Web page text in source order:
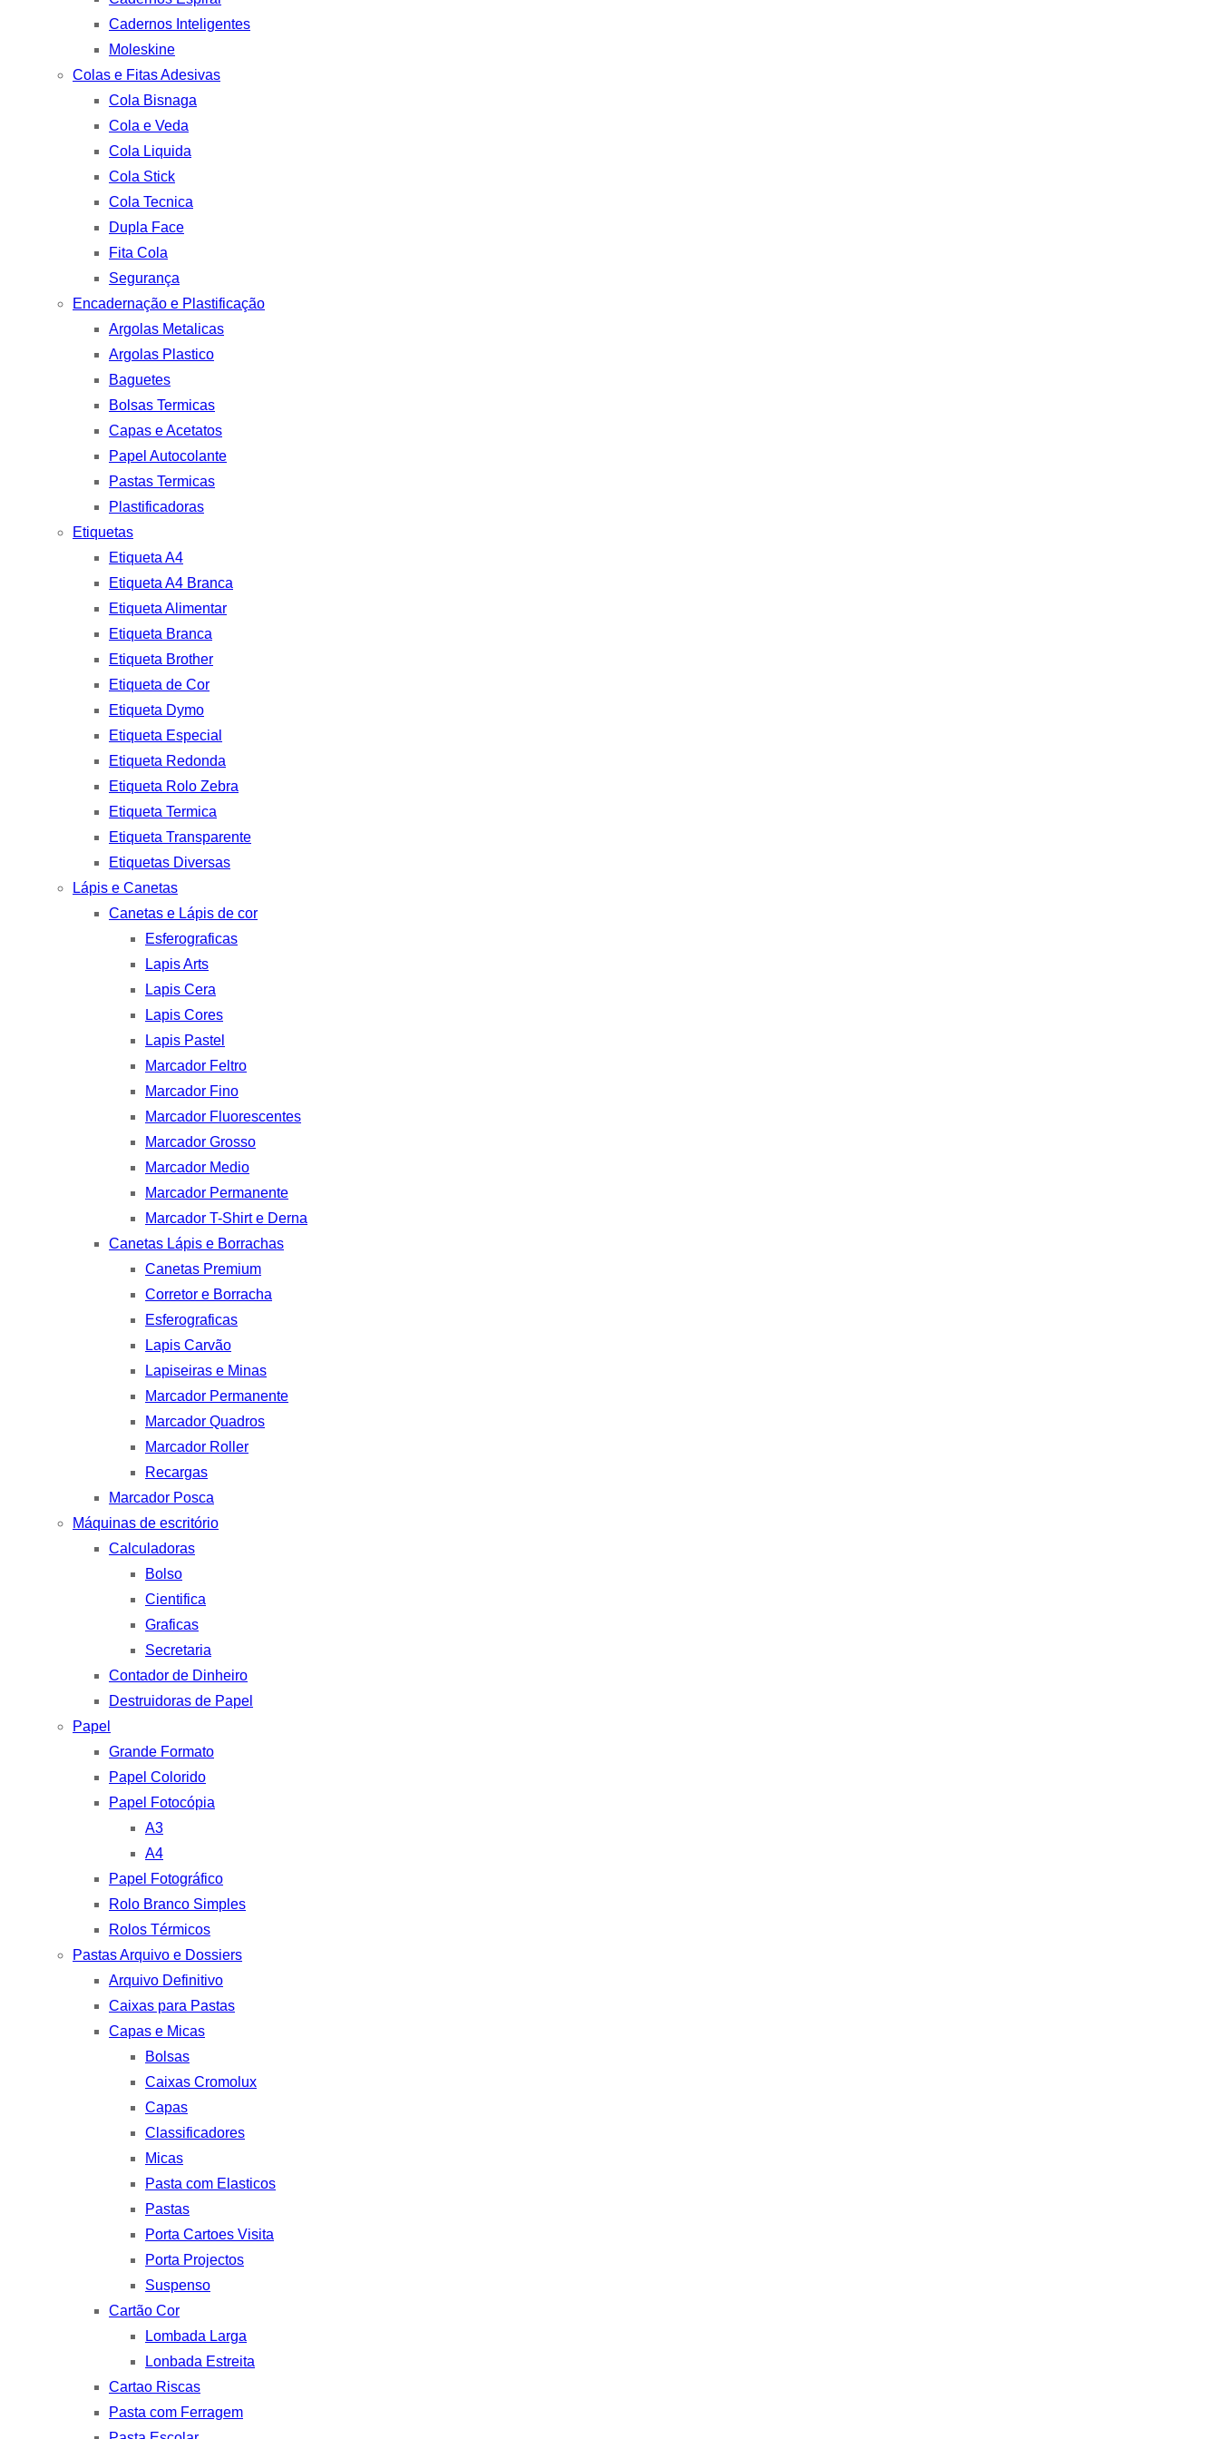
Cadernos Inteligentes
Moleskine
Colas e Fitas Adesivas
Cola Bisnaga
Cola e Veda
Cola Liquida
Cola Stick
Cola Tecnica
Dupla Face
Fita Cola
Segurança
Encadernação e Plastificação
Argolas Metalicas
Argolas Plastico
Baguetes
Bolsas Termicas
Capas e Acetatos
Papel Autocolante
Pastas Termicas
Plastificadoras
Etiquetas
Etiqueta A4
Etiqueta A4 Branca
Etiqueta Alimentar
Etiqueta Branca
Etiqueta Brother
Etiqueta de Cor
Etiqueta Dymo
Etiqueta Especial
Etiqueta Redonda
Etiqueta Rolo Zebra
Etiqueta Termica
Etiqueta Transparente
Etiquetas Diversas
Lápis e Canetas
Canetas e Lápis de cor
Esferograficas
Lapis Arts
Lapis Cera
Lapis Cores
Lapis Pastel
Marcador Feltro
Marcador Fino
Marcador Fluorescentes
Marcador Grosso
Marcador Medio
Marcador Permanente
Marcador T-Shirt e Derna
Canetas Lápis e Borrachas
Canetas Premium
Corretor e Borracha
Esferograficas
Lapis Carvão
Lapiseiras e Minas
Marcador Permanente
Marcador Quadros
Marcador Roller
Recargas
Marcador Posca
Máquinas de escritório
Calculadoras
Bolso
Cientifica
Graficas
Secretaria
Contador de Dinheiro
Destruidoras de Papel
Papel
Grande Formato
Papel Colorido
Papel Fotocópia
A3
A4
Papel Fotográfico
Rolo Branco Simples
Rolos Térmicos
Pastas Arquivo e Dossiers
Arquivo Definitivo
Caixas para Pastas
Capas e Micas
Bolsas
Caixas Cromolux
Capas
Classificadores
Micas
Pasta com Elasticos
Pastas
Porta Cartoes Visita
Porta Projectos
Suspenso
Cartão Cor
Lombada Larga
Lonbada Estreita
Cartao Riscas
Pasta com Ferragem